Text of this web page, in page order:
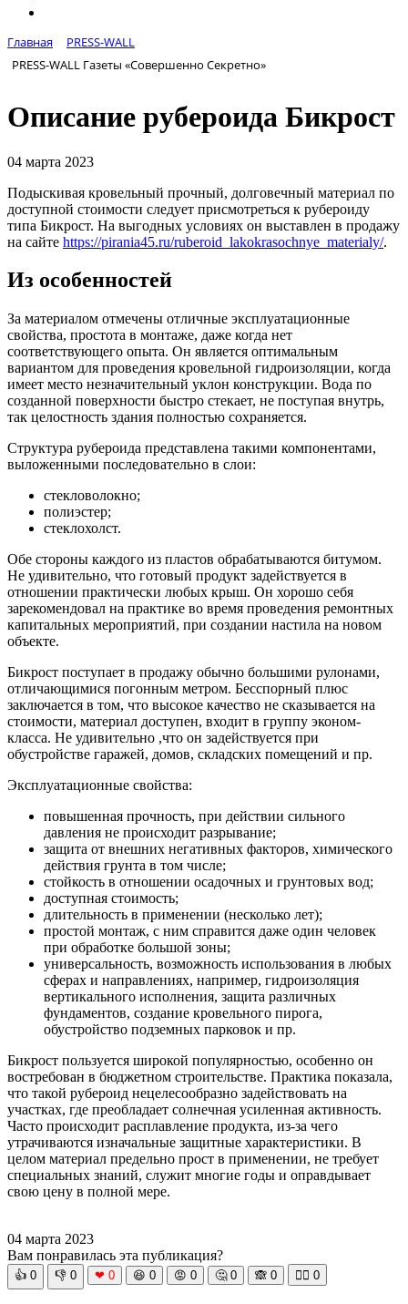
Главная
PRESS-WALL
PRESS-WALL Газеты «Совершенно Секретно»
Описание рубероида Бикрост
04 марта 2023
Подыскивая кровельный прочный, долговечный материал по
доступной стоимости следует присмотреться к рубероиду
типа Бикрост. На выгодных условиях он выставлен в продажу
на сайте https://pirania45.ru/ruberoid_lakokrasochnye_materialy/.
Из особенностей
За материалом отмечены отличные эксплуатационные
свойства, простота в монтаже, даже когда нет
соответствующего опыта. Он является оптимальным
вариантом для проведения кровельной гидроизоляции, когда
имеет место незначительный уклон конструкции. Вода по
созданной поверхности быстро стекает, не поступая внутрь,
так целостность здания полностью сохраняется.
Структура рубероида представлена такими компонентами,
выложенными последовательно в слои:
стекловолокно;
полиэстер;
стеклохолст.
Обе стороны каждого из пластов обрабатываются битумом.
Не удивительно, что готовый продукт задействуется в
отношении практически любых крыш. Он хорошо себя
зарекомендовал на практике во время проведения ремонтных
капитальных мероприятий, при создании настила на новом
объекте.
Бикрост поступает в продажу обычно большими рулонами,
отличающимися погонным метром. Бесспорный плюс
заключается в том, что высокое качество не сказывается на
стоимости, материал доступен, входит в группу эконом-
класса. Не удивительно ,что он задействуется при
обустройстве гаражей, домов, складских помещений и пр.
Эксплуатационные свойства:
повышенная прочность, при действии сильного
давления не происходит разрывание;
защита от внешних негативных факторов, химического
действия грунта в том числе;
стойкость в отношении осадочных и грунтовых вод;
доступная стоимость;
длительность в применении (несколько лет);
простой монтаж, с ним справится даже один человек
при обработке большой зоны;
универсальность, возможность использования в любых
сферах и направлениях, например, гидроизоляция
вертикального исполнения, защита различных
фундаментов, создание кровельного пирога,
обустройство подземных парковок и пр.
Бикрост пользуется широкой популярностью, особенно он
востребован в бюджетном строительстве. Практика показала,
что такой рубероид нецелесообразно задействовать на
участках, где преобладает солнечная усиленная активность.
Часто происходит расплавление продукта, из-за чего
утрачиваются изначальные защитные характеристики. В
целом материал предельно прост в применении, не требует
специальных знаний, служит многие годы и оправдывает
свою цену в полной мере.
04 марта 2023
Вам понравилась эта публикация?
👍 0 👎 0 ❤ 0 😆 0 😡 0 🤔 0 🙈 0 🧘‍♀️ 0